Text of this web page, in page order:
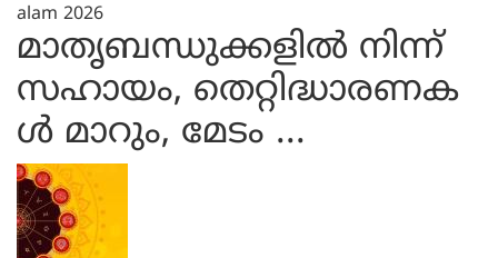
alam 2026
മാതൃബന്ധുക്കളിൽ നിന്ന്
സഹായം, തെറ്റിദ്ധാരണക
ൾ മാറും, മേടം ...